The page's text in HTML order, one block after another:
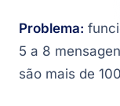
Problema:
5 a 8
são mais de